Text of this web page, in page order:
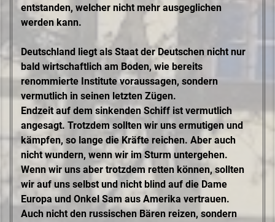
entstanden, welcher nicht mehr ausgeglichen
werden kann.
Deutschland liegt als Staat der Deutschen nicht nur
bald wirtschaftlich am Boden, wie bereits
renommierte Institute voraussagen, sondern
vermutlich in seinen letzten Zügen.
Endzeit auf dem sinkenden Schiff ist vermutlich
angesagt. Trotzdem sollten wir uns ermutigen und
kämpfen, so lange die Kräfte reichen. Aber auch
nicht wundern, wenn wir im Sturm untergehen.
Wenn wir uns aber trotzdem retten können, sollten
wir auf uns selbst und nicht blind auf die Dame
Europa und Onkel Sam aus Amerika vertrauen.
Auch nicht den russischen Bären reizen, sondern